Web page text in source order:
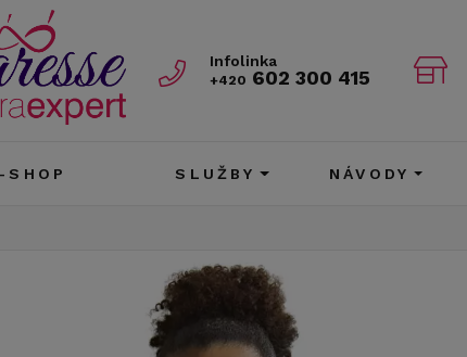
Infolinka
+420 602 300 415
SHOP SLUŽBY NÁVODY